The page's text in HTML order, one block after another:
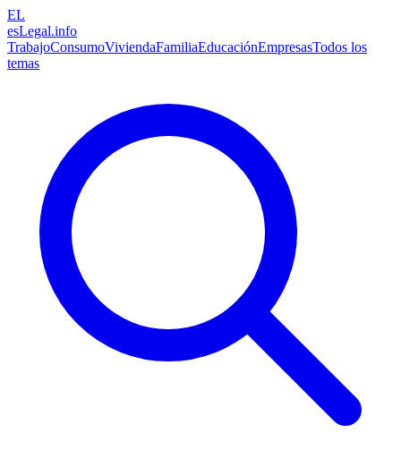
EL
esLegal.info
TrabajoConsumoViviendaFamiliaEducaciónEmpresasTodos los
temas